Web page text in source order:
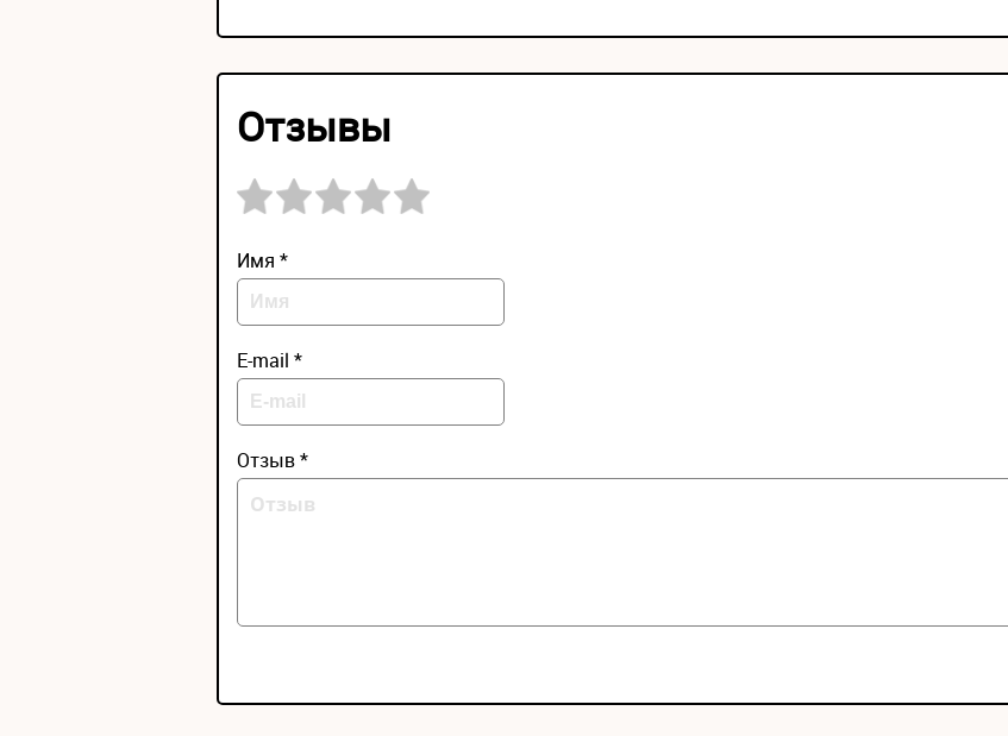
Отзывы
Имя *
E-mail *
Отзыв *